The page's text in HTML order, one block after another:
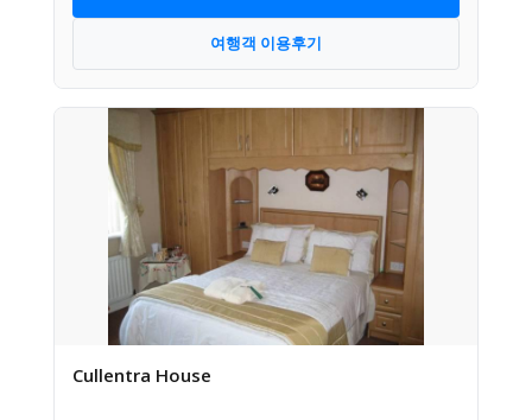
여행객 이용후기
Cullentra House